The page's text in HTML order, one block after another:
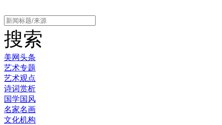
搜索
美网头条
艺术专题
艺术观点
诗词赏析
国学国风
名家名画
文化机构